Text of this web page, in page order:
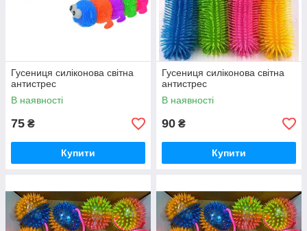
Гусениця силіконова світна
антистрес
В наявності
75 ₴
Купити
Гусениця силіконова світна
антистрес
В наявності
90 ₴
Купити